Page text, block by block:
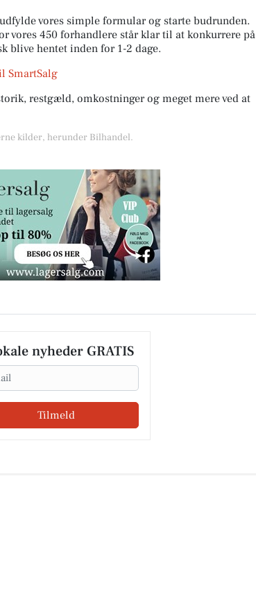
vores simple formular og starte budrunden.
vores 450 forhandlere står klar til at konkurrere på
blive hentet inden for 1-2 dage.
SmartSalg
restgæld, omkostninger og meget mere ved at
kilder, herunder Bilhandel.
nyheder GRATIS
Tilmeld